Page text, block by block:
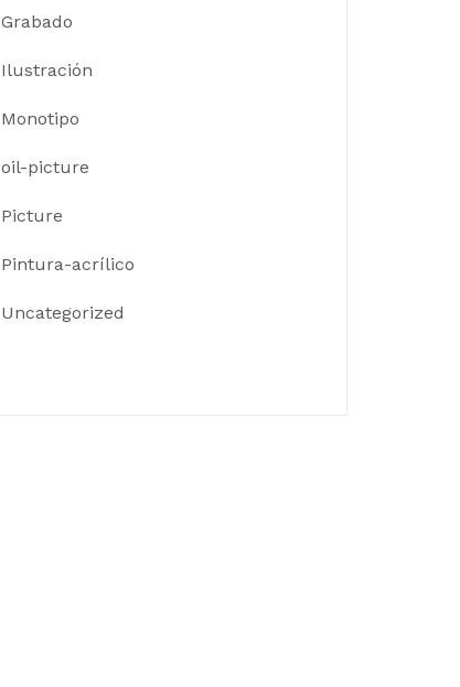
Grabado
Ilustración
Monotipo
oil-picture
Picture
Pintura-acrílico
Uncategorized